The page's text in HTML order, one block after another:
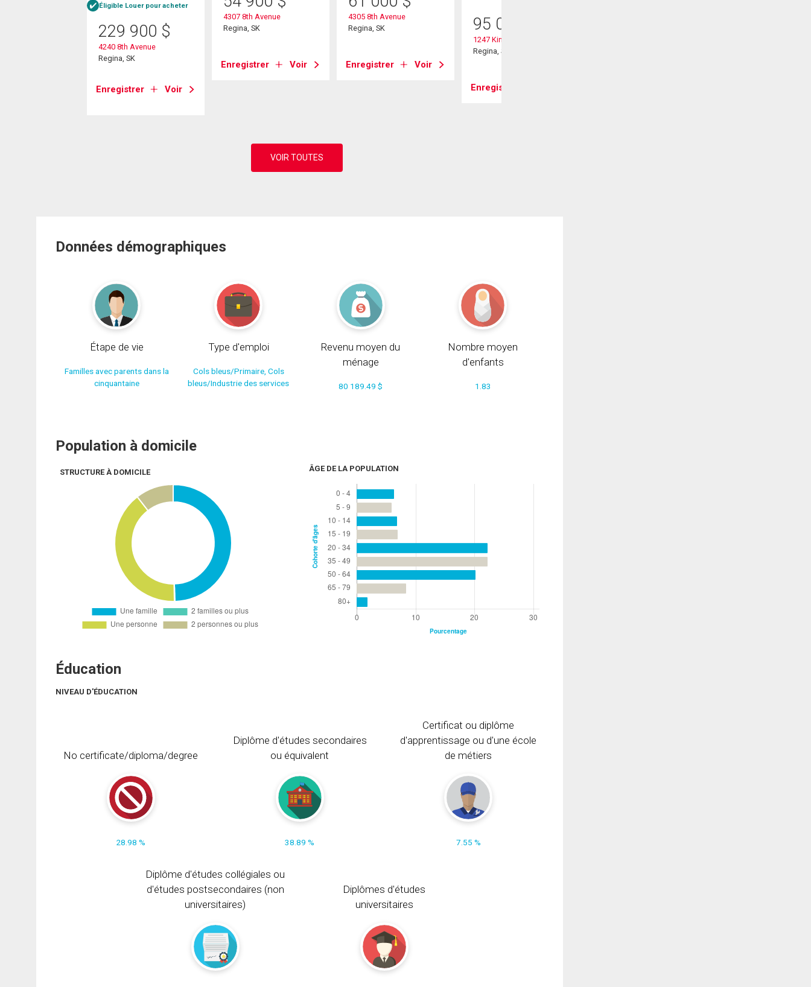
Éligible Louer pour acheter
229 900 $
4240 8th Avenue
Regina, SK
Enregistrer Voir
4307 8th Avenue
Regina, SK
Enregistrer Voir
4305 8th Avenue
Regina, SK
Enregistrer Voir
95 000
1247 King Street
Regina, SK
Enregistrer
Données démographiques
Étape de vie
Familles avec parents dans la
cinquantaine
Type d'emploi
Cols bleus/Primaire, Cols
bleus/Industrie des services
Revenu moyen du
ménage
80 189.49 $
Nombre moyen
d'enfants
1.83
Population à domicile
STRUCTURE À DOMICILE ÂGE DE LA POPULATION
Éducation
NIVEAU D'ÉDUCATION
No certificate/diploma/degree
28.98 %
Diplôme d'études secondaires
ou équivalent
38.89 %
Certificat ou diplôme
d'apprentissage ou d'une école
de métiers
7.55 %
Diplôme d'études collégiales ou
d'études postsecondaires (non
universitaires)
Diplômes d'études
universitaires